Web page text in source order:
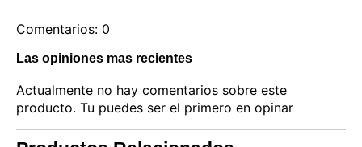
Comentarios: 0
Las opiniones mas recientes
Actualmente no hay comentarios sobre este
producto. Tu puedes ser el primero en opinar